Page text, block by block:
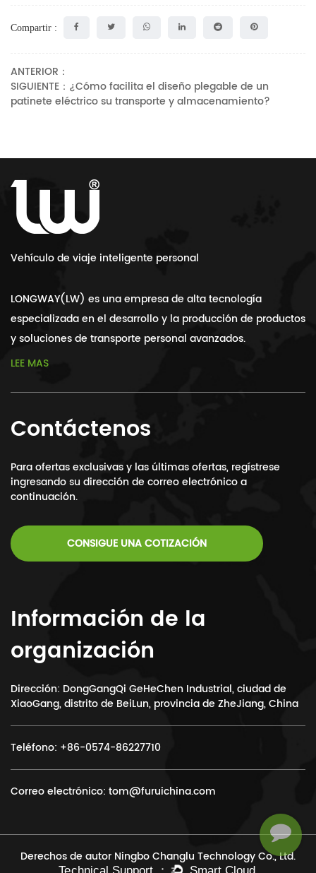
Compartir :
ANTERIOR：
SIGUIENTE：¿Cómo facilita el diseño plegable de un
patinete eléctrico su transporte y almacenamiento?
Vehículo de viaje inteligente personal
LONGWAY(LW) es una empresa de alta tecnología
especializada en el desarrollo y la producción de productos
y soluciones de transporte personal avanzados.
LEE MAS
Contáctenos
Para ofertas exclusivas y las últimas ofertas, regístrese
ingresando su dirección de correo electrónico a
continuación.
CONSIGUE UNA COTIZACIÓN
Información de la
organización
Dirección: DongGangQi GeHeChen Industrial, ciudad de
XiaoGang, distrito de BeiLun, provincia de ZheJiang, China
Teléfono: +86-0574-86227710
Correo electrónico: tom@furuichina.com
Derechos de autor Ningbo Changlu Technology Co., Ltd.